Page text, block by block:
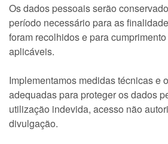
Os dados pessoais serão
período necessário para as
foram recolhidos e para
aplicáveis.
Implementamos medidas técnicas e
adequadas para proteger os dados
utilização indevida, acesso não
divulgação.